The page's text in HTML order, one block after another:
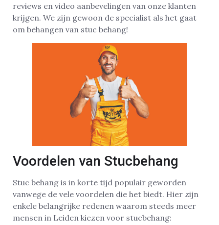
reviews en video aanbevelingen van onze klanten
krijgen. We zijn gewoon de specialist als het gaat
om behangen van stuc behang!
Voordelen van Stucbehang
Stuc behang is in korte tijd populair geworden
vanwege de vele voordelen die het biedt. Hier zijn
enkele belangrijke redenen waarom steeds meer
mensen in Leiden kiezen voor stucbehang: